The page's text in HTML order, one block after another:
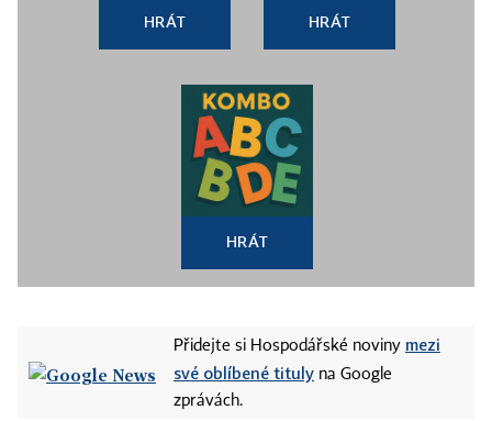
HRÁT HRÁT
HRÁT
Přidejte si Hospodářské noviny mezi
své oblíbené tituly na Google
zprávách.